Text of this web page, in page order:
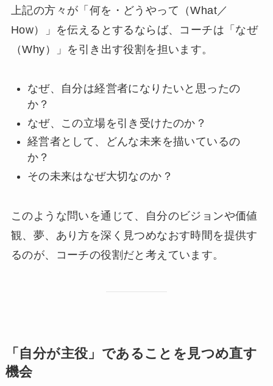
上記の方々が「何を・どうやって（What／
How）」を伝えるとするならば、コーチは「なぜ
（Why）」を引き出す役割を担います。
なぜ、自分は経営者になりたいと思ったの
か？
なぜ、この立場を引き受けたのか？
経営者として、どんな未来を描いているの
か？
その未来はなぜ大切なのか？
このような問いを通じて、自分のビジョンや価値
観、夢、あり方を深く見つめなおす時間を提供す
るのが、コーチの役割だと考えています。
「自分が主役」であることを見つめ直す
機会